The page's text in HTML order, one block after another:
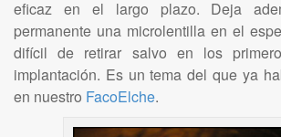
eficaz en el largo plazo. Deja
permanente una microlentilla en el
difícil de retirar salvo en los
implantación. Es un tema del que ya
en nuestro FacoElche.